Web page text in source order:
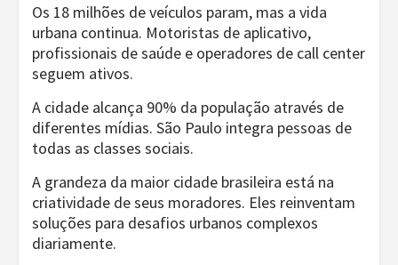
Os 18 milhões de veículos param, mas a vida
urbana continua. Motoristas de aplicativo,
profissionais de saúde e operadores de call center
seguem ativos.
A cidade alcança 90% da população através de
diferentes mídias. São Paulo integra pessoas de
todas as classes sociais.
A grandeza da maior cidade brasileira está na
criatividade de seus moradores. Eles reinventam
soluções para desafios urbanos complexos
diariamente.